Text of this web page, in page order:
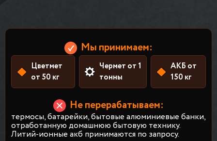
Мы принимаем:
Цветмет
от 50 кг
Чермет от 1
тонны
АКБ от
150 кг
Не перерабатываем:
термосы, батарейки, бытовые алюминиевые банки,
отработанную домашнюю бытовую технику.
Литий-ионные акб принимаются по запросу.